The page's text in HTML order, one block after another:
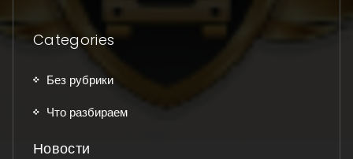
Categories
Без рубрики
Что разбираем
Новости